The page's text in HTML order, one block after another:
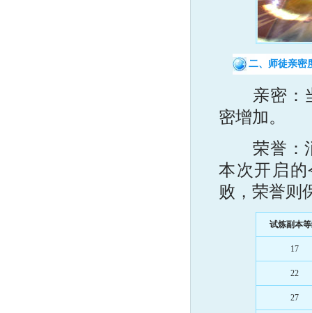
二、师徒亲密
亲密：当
密增加。
荣誉：消
本次开启
败，荣誉则
试炼副本
17
22
27